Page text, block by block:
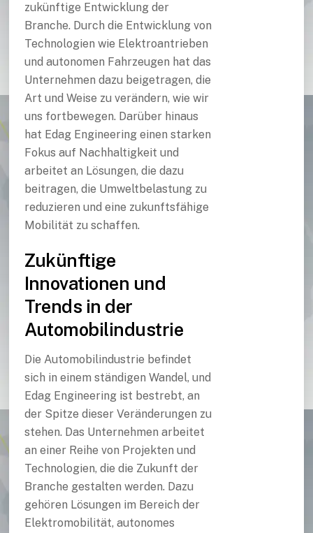
zukünftige Entwicklung der
Branche. Durch die Entwicklung von
Technologien wie Elektroantrieben
und autonomen Fahrzeugen hat das
Unternehmen dazu beigetragen, die
Art und Weise zu verändern, wie wir
uns fortbewegen. Darüber hinaus
hat Edag Engineering einen starken
Fokus auf Nachhaltigkeit und
arbeitet an Lösungen, die dazu
beitragen, die Umweltbelastung zu
reduzieren und eine zukunftsfähige
Mobilität zu schaffen.
Zukünftige
Innovationen und
Trends in der
Automobilindustrie
Die Automobilindustrie befindet
sich in einem ständigen Wandel, und
Edag Engineering ist bestrebt, an
der Spitze dieser Veränderungen zu
stehen. Das Unternehmen arbeitet
an einer Reihe von Projekten und
Technologien, die die Zukunft der
Branche gestalten werden. Dazu
gehören Lösungen im Bereich der
Elektromobilität, autonomes